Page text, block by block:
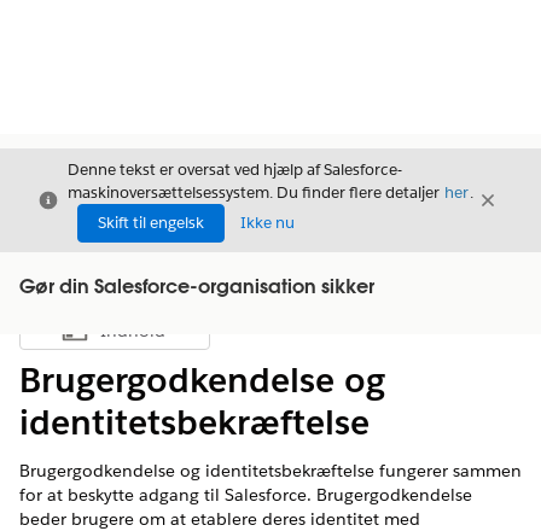
Luk
Denne tekst er oversat ved hjælp af Salesforce-
maskinoversættelsessystem. Du finder flere detaljer her.
Skift til engelsk
Ikke nu
Luk
Gør din Salesforce-organisation sikker
Vis indholdsfortegnelse
Indhold
Brugergodkendelse og
identitetsbekræftelse
Brugergodkendelse og identitetsbekræftelse fungerer sammen
for at beskytte adgang til Salesforce. Brugergodkendelse
beder brugere om at etablere deres identitet med